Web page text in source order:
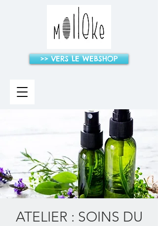
>> VERS LE WEBSHOP
ATELIER : SOINS DU